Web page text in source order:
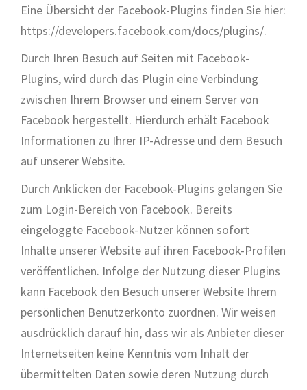
Eine Übersicht der Facebook-Plugins finden Sie hier:
https://developers.facebook.com/docs/plugins/.
Durch Ihren Besuch auf Seiten mit Facebook-
Plugins, wird durch das Plugin eine Verbindung
zwischen Ihrem Browser und einem Server von
Facebook hergestellt. Hierdurch erhält Facebook
Informationen zu Ihrer IP-Adresse und dem Besuch
auf unserer Website.
Durch Anklicken der Facebook-Plugins gelangen Sie
zum Login-Bereich von Facebook. Bereits
eingeloggte Facebook-Nutzer können sofort
Inhalte unserer Website auf ihren Facebook-Profilen
veröffentlichen. Infolge der Nutzung dieser Plugins
kann Facebook den Besuch unserer Website Ihrem
persönlichen Benutzerkonto zuordnen. Wir weisen
ausdrücklich darauf hin, dass wir als Anbieter dieser
Internetseiten keine Kenntnis vom Inhalt der
übermittelten Daten sowie deren Nutzung durch